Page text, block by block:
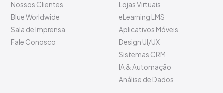
Nossos Clientes
Blue Worldwide
Sala de Imprensa
Fale Conosco
Lojas Virtuais
eLearning LMS
Aplicativos Móveis
Design UI/UX
Sistemas CRM
IA & Automação
Análise de Dados